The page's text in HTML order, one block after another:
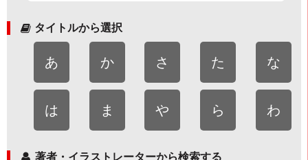
タイトルから選択
あ か さ た な
は ま や ら わ
著者・イラストレーターから検索する